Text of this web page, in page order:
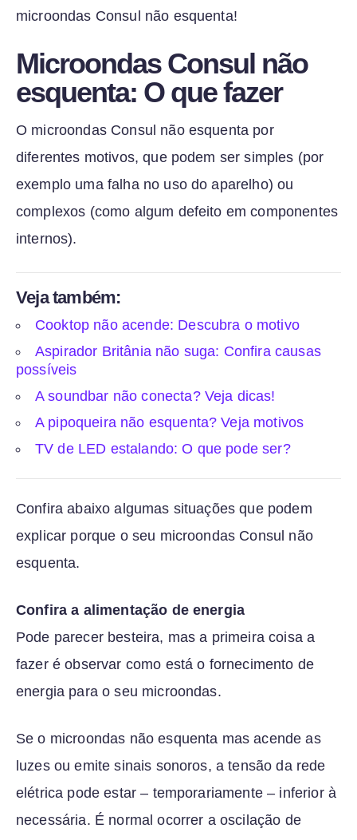
microondas Consul não esquenta!
Microondas Consul não
esquenta: O que fazer
O microondas Consul não esquenta por
diferentes motivos, que podem ser simples (por
exemplo uma falha no uso do aparelho) ou
complexos (como algum defeito em componentes
internos).
Veja também:
Cooktop não acende: Descubra o motivo
Aspirador Britânia não suga: Confira causas
possíveis
A soundbar não conecta? Veja dicas!
A pipoqueira não esquenta? Veja motivos
TV de LED estalando: O que pode ser?
Confira abaixo algumas situações que podem
explicar porque o seu microondas Consul não
esquenta.
Confira a alimentação de energia
Pode parecer besteira, mas a primeira coisa a
fazer é observar como está o fornecimento de
energia para o seu microondas.
Se o microondas não esquenta mas acende as
luzes ou emite sinais sonoros, a tensão da rede
elétrica pode estar – temporariamente – inferior à
necessária. É normal ocorrer a oscilação de